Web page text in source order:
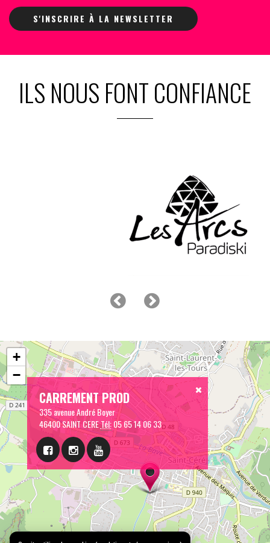
S'INSCRIRE À LA NEWSLETTER
ILS NOUS FONT CONFIANCE
CARREMENT PROD
335 avenue André Boyer
46400 SAINT CERETél:05 65 14 06 33
+
−